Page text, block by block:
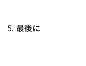
5. 最後に